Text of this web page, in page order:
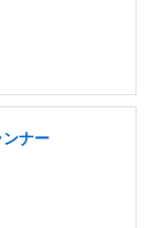
ナー